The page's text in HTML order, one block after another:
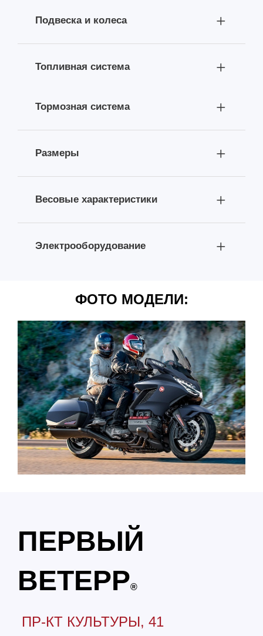
Подвеска и колеса
Топливная система
Тормозная система
Размеры
Весовые характеристики
Электрооборудование
ФОТО МОДЕЛИ:
ПЕРВЫЙ
ВЕТЕРР®
ПР-КТ КУЛЬТУРЫ, 41